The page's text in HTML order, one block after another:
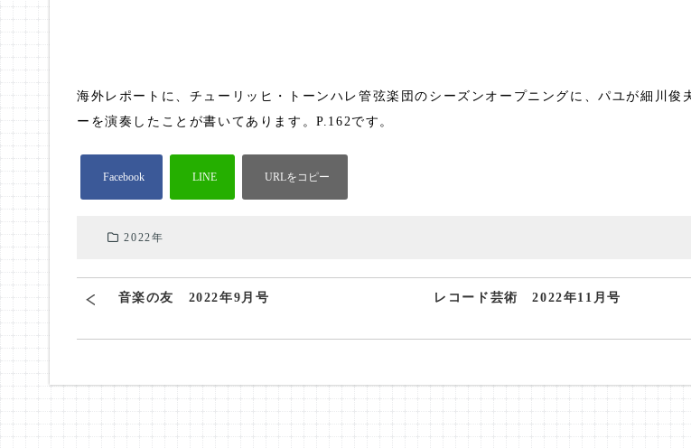
海外レポートに、チューリッヒ・トーンハレ管弦楽団のシーズンオープニングに、パユが細川俊
ーを演奏したことが書いてあります。P.162です。
2022年
音楽の友 2022年9月号 レコード芸術 2022年11月号